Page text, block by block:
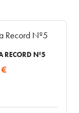
RECORD Nº5
€